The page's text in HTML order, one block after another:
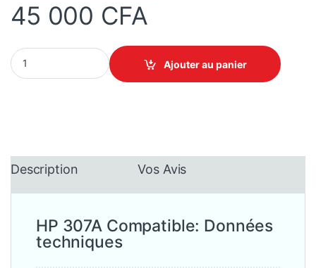
45 000 CFA
Toner HP 307A (CE740A, CE741A, CE742A, CE743A) -
Ajouter au panier
Description Vos Avis
HP 307A Compatible: Données
techniques